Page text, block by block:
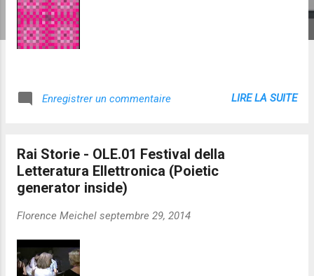
Enregistrer un commentaire LIRE LA SUITE
Rai Storie - OLE.01 Festival della
Letteratura Ellettronica (Poietic
generator inside)
Florence Meichel septembre 29, 2014